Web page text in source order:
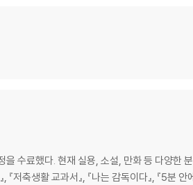
수료했다. 현재 실용, 소설, 만화 등 다양한
『저축생활 교과서』, 『나는 감독이다』, 『5분